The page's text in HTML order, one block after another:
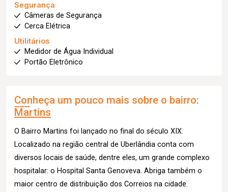
Segurança
Câmeras de Segurança
Cerca Elétrica
Utilitários
Medidor de Água Individual
Portão Eletrônico
Conheça um pouco mais sobre o bairro:
Martins
O Bairro Martins foi lançado no final do século XIX.
Localizado na região central de Uberlândia conta com
diversos locais de saúde, dentre eles, um grande complexo
hospitalar: o Hospital Santa Genoveva. Abriga também o
maior centro de distribuição dos Correios na cidade.